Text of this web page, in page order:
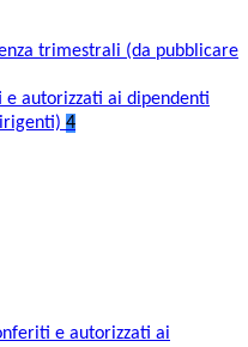
trimestrali (da pubblicare
e autorizzati ai dipendenti
4
e autorizzati ai